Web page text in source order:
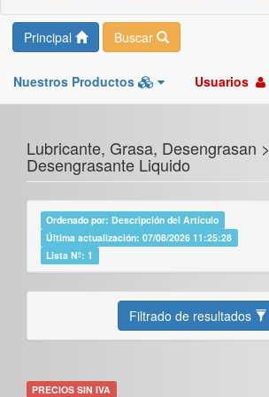
Principal Buscar
Nuestros Productos Usuarios
Lubricante, Grasa, Desengrasan >
Desengrasante Liquido
Ordenado por: Descripción del Artículo
Última actualización: 07/08/2026 11:25:28
Lista Nº: 1
Filtrado de resultados
PRECIOS SIN IVA